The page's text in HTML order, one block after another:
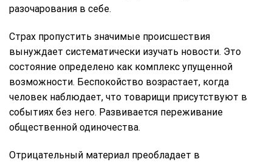
разочарования в себе.
Страх пропустить значимые происшествия
вынуждает систематически изучать новости. Это
состояние определено как комплекс упущенной
возможности. Беспокойство возрастает, когда
человек наблюдает, что товарищи присутствуют в
событиях без него. Развивается переживание
общественной одиночества.
Отрицательный материал преобладает в